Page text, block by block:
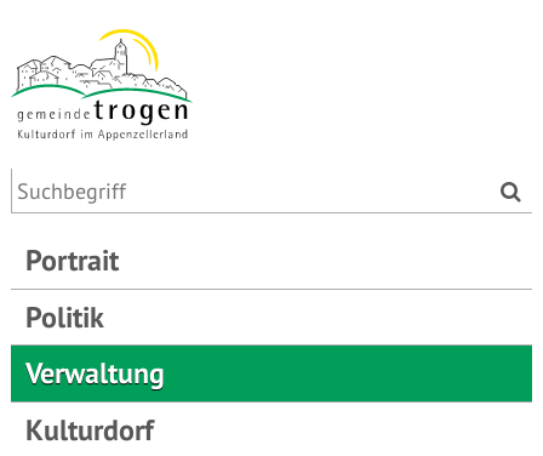
Portrait
Politik
Verwaltung
Kulturdorf